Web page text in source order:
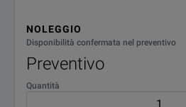
NOLEGGIO
Disponibilità confermata nel preventivo
Preventivo
Quantità